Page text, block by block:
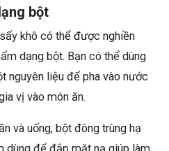
bột
khô có thể được nghiền
dạng bột. Bạn có thể dùng
nguyên liệu để pha vào nước
vị vào món ăn.
và uống, bột đông trùng hạ